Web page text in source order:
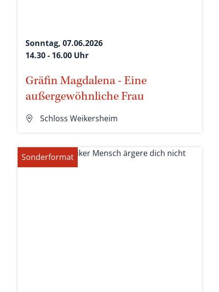
Sonntag, 07.06.2026
14.30 - 16.00 Uhr
Gräfin Magdalena - Eine
außergewöhnliche Frau
Schloss Weikersheim
Sonderformat